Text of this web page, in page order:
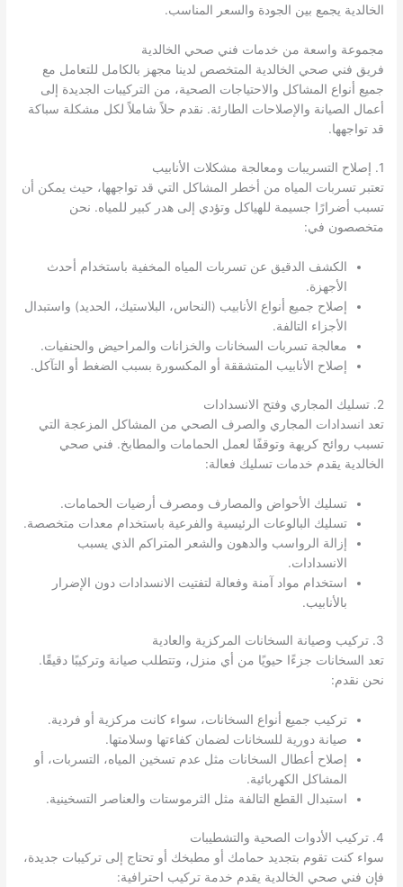
الخالدية يجمع بين الجودة والسعر المناسب.
مجموعة واسعة من خدمات فني صحي الخالدية
فريق فني صحي الخالدية المتخصص لدينا مجهز بالكامل للتعامل مع
جميع أنواع المشاكل والاحتياجات الصحية، من التركيبات الجديدة إلى
أعمال الصيانة والإصلاحات الطارئة. نقدم حلاً شاملاً لكل مشكلة سباكة
قد تواجهها.
1. إصلاح التسريبات ومعالجة مشكلات الأنابيب
تعتبر تسربات المياه من أخطر المشاكل التي قد تواجهها، حيث يمكن أن
تسبب أضرارًا جسيمة للهياكل وتؤدي إلى هدر كبير للمياه. نحن
متخصصون في:
الكشف الدقيق عن تسربات المياه المخفية باستخدام أحدث
الأجهزة.
إصلاح جميع أنواع الأنابيب (النحاس، البلاستيك، الحديد) واستبدال
الأجزاء التالفة.
معالجة تسربات السخانات والخزانات والمراحيض والحنفيات.
إصلاح الأنابيب المتشققة أو المكسورة بسبب الضغط أو التآكل.
2. تسليك المجاري وفتح الانسدادات
تعد انسدادات المجاري والصرف الصحي من المشاكل المزعجة التي
تسبب روائح كريهة وتوقفًا لعمل الحمامات والمطابخ. فني صحي
الخالدية يقدم خدمات تسليك فعالة:
تسليك الأحواض والمصارف ومصرف أرضيات الحمامات.
تسليك البالوعات الرئيسية والفرعية باستخدام معدات متخصصة.
إزالة الرواسب والدهون والشعر المتراكم الذي يسبب
الانسدادات.
استخدام مواد آمنة وفعالة لتفتيت الانسدادات دون الإضرار
بالأنابيب.
3. تركيب وصيانة السخانات المركزية والعادية
تعد السخانات جزءًا حيويًا من أي منزل، وتتطلب صيانة وتركيبًا دقيقًا.
نحن نقدم:
تركيب جميع أنواع السخانات، سواء كانت مركزية أو فردية.
صيانة دورية للسخانات لضمان كفاءتها وسلامتها.
إصلاح أعطال السخانات مثل عدم تسخين المياه، التسربات، أو
المشاكل الكهربائية.
استبدال القطع التالفة مثل الثرموستات والعناصر التسخينية.
4. تركيب الأدوات الصحية والتشطيبات
سواء كنت تقوم بتجديد حمامك أو مطبخك أو تحتاج إلى تركيبات جديدة،
فإن فني صحي الخالدية يقدم خدمة تركيب احترافية: